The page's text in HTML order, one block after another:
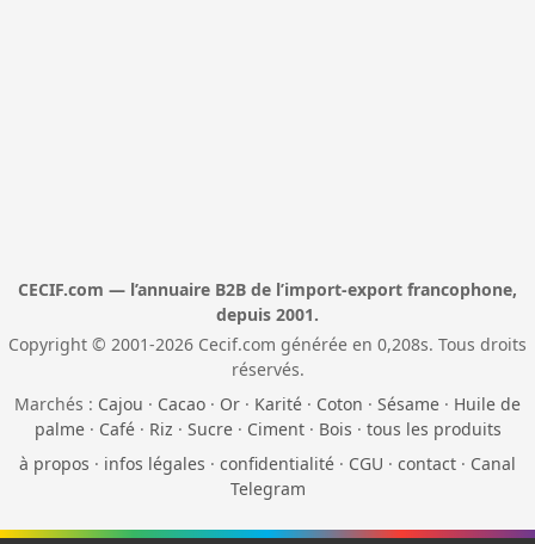
CECIF.com — l’annuaire B2B de l’import-export francophone,
depuis 2001.
Copyright © 2001-2026 Cecif.com générée en 0,208s. Tous droits
réservés.
Marchés : Cajou · Cacao · Or · Karité · Coton · Sésame · Huile de
palme· Café· Riz · Sucre· Ciment· Bois · tous les produits
à propos · infos légales · confidentialité · CGU · contact · Canal
Telegram